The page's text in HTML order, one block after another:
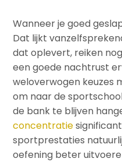
Wanneer je goed
Dat lijkt
dat oplevert, reiken
een goede nachtrust
weloverwogen keuzes
om naar de
de bank te blijven
concentratie
sportprestaties
oefening beter